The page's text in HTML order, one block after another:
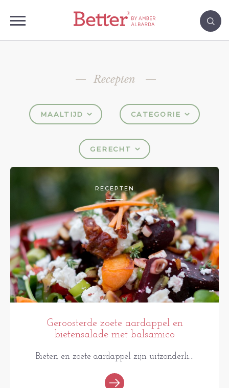
Recepten
MAALTIJD CATEGORIE
GERECHT
RECEPTEN
Geroosterde zoete aardappel en
bietensalade met balsamico
Bieten en zoete aardappel zijn uitzonderli...